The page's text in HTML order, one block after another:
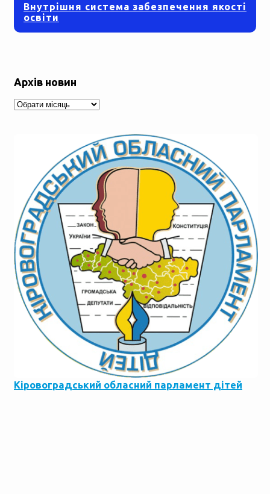
Внутрішня система забезпечення якості
освіти
Архів новин
Архів
новин
Кіровоградський обласний парламент дітей